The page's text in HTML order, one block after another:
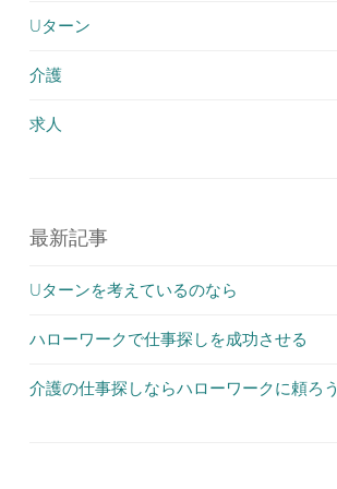
Uターン
介護
求人
最新記事
Uターンを考えているのなら
ハローワークで仕事探しを成功させる
介護の仕事探しならハローワークに頼ろう